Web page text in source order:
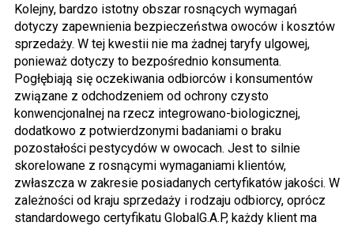
Kolejny, bardzo istotny obszar rosnących wymagań
dotyczy zapewnienia bezpieczeństwa owoców i kosztów
sprzedaży. W tej kwestii nie ma żadnej taryfy ulgowej,
ponieważ dotyczy to bezpośrednio konsumenta.
Pogłębiają się oczekiwania odbiorców i konsumentów
związane z odchodzeniem od ochrony czysto
konwencjonalnej na rzecz integrowano-biologicznej,
dodatkowo z potwierdzonymi badaniami o braku
pozostałości pestycydów w owocach. Jest to silnie
skorelowane z rosnącymi wymaganiami klientów,
zwłaszcza w zakresie posiadanych certyfikatów jakości. W
zależności od kraju sprzedaży i rodzaju odbiorcy, oprócz
standardowego certyfikatu GlobalG.A.P, każdy klient ma